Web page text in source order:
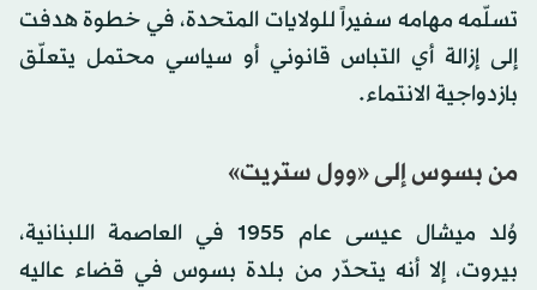
تسلّمه مهامه سفيراً للولايات المتحدة، في خطوة هدفت
إلى إزالة أي التباس قانوني أو سياسي محتمل يتعلّق
بازدواجية الانتماء.
من بسوس إلى «وول ستريت»
وُلد ميشال عيسى عام 1955 في العاصمة اللبنانية،
بيروت، إلا أنه يتحدّر من بلدة بسوس في قضاء عاليه